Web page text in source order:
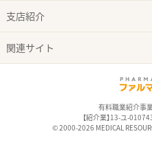
支店紹介
関連サイト
有料職業紹介事
【紹介業】13-ユ-
© 2000-2026 MEDICAL